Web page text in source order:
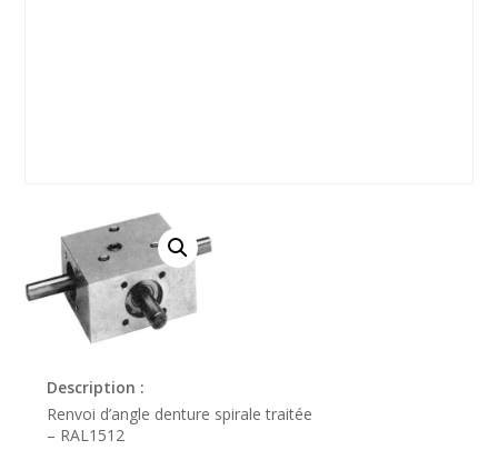
Description :
Renvoi d’angle denture spirale traitée
– RAL1512